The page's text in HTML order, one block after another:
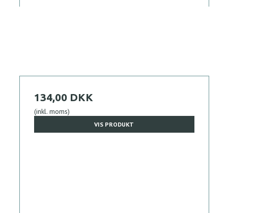
134,00 DKK
(inkl. moms)
VIS PRODUKT